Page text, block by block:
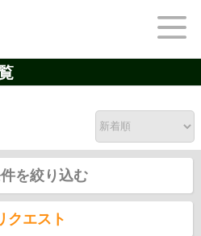
を絞り込む
クエスト